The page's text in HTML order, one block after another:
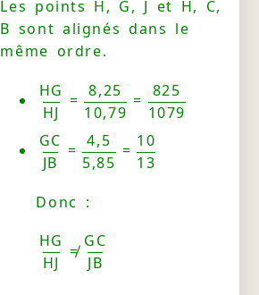
Les points H, G, J et H, C,
B sont alignés dans le
même ordre.
HG
HJ
=
8,25
10,79
=
825
1079
GC
JB
=
4,5
5,85
=
10
13
Donc :
HG
HJ
≠
GC
JB